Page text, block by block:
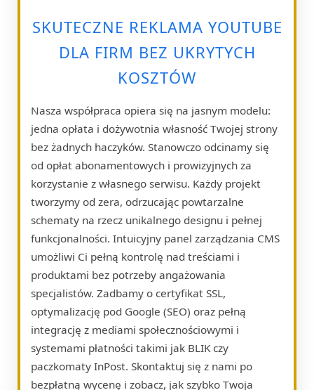
SKUTECZNE REKLAMA YOUTUBE
DLA FIRM BEZ UKRYTYCH
KOSZTÓW
Nasza współpraca opiera się na jasnym modelu:
jedna opłata i dożywotnia własność Twojej strony
bez żadnych haczyków. Stanowczo odcinamy się
od opłat abonamentowych i prowizyjnych za
korzystanie z własnego serwisu. Każdy projekt
tworzymy od zera, odrzucając powtarzalne
schematy na rzecz unikalnego designu i pełnej
funkcjonalności. Intuicyjny panel zarządzania CMS
umożliwi Ci pełną kontrolę nad treściami i
produktami bez potrzeby angażowania
specjalistów. Zadbamy o certyfikat SSL,
optymalizację pod Google (SEO) oraz pełną
integrację z mediami społecznościowymi i
systemami płatności takimi jak BLIK czy
paczkomaty InPost. Skontaktuj się z nami po
bezpłatną wycenę i zobacz, jak szybko Twoja